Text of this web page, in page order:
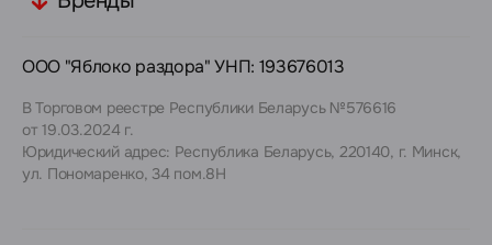
ООО "Яблоко раздора" УНП: 193676013
В Торговом реестре Республики Беларусь №576616
от 19.03.2024 г.
Юридический адрес: Республика Беларусь, 220140, г. Минск,
ул. Пономаренко, 34 пом.8Н